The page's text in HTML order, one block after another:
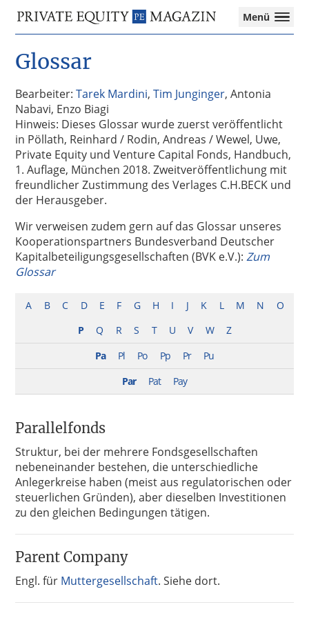
Hauptnavigation
springen
Inhalt
springen
Private
Equity
Das
für
Private
Equity-
Branche
–
Investment
Funds
I
M&A
Tax
Menü
Glossar
Bearbeiter:Tarek Mardini,Tim Junginger, Antonia
Nabavi, Enzo Biagi
Hinweis: Dieses Glossar wurde zuerst veröffentlicht
in Pöllath, Reinhard / Rodin, Andreas / Wewel, Uwe,
Private Equity und Venture Capital Fonds, Handbuch,
1. Auflage, München 2018. Zweitveröffentlichung mit
freundlicher Zustimmung des Verlages C.H.BECK und
der Herausgeber.
Wir verweisen zudem gern auf das Glossar unseres
Kooperationspartners Bundesverband Deutscher
Kapitalbeteiligungsgesellschaften (BVK e.V.):Zum
Glossar
A B C D E F G H I J K L M N
O
P
Q R S T U V W
Z
Pa
Pl Po Pp Pr
Pu
Par
Pat Pay
Parallelfonds
Struktur, bei der mehrere Fondsgesellschaften
nebeneinander bestehen, die unterschiedliche
Anlegerkreise haben (meist aus regulatorischen oder
steuerlichen Gründen), aber dieselben Investitionen
zu den gleichen Bedingungen tätigen.
Parent Company
Engl. für Muttergesellschaft. Siehe dort.